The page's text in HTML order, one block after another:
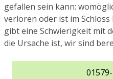
gefallen sein kann:
verloren oder ist im
gibt eine Schwierigkeit mit
die Ursache ist, wir sind